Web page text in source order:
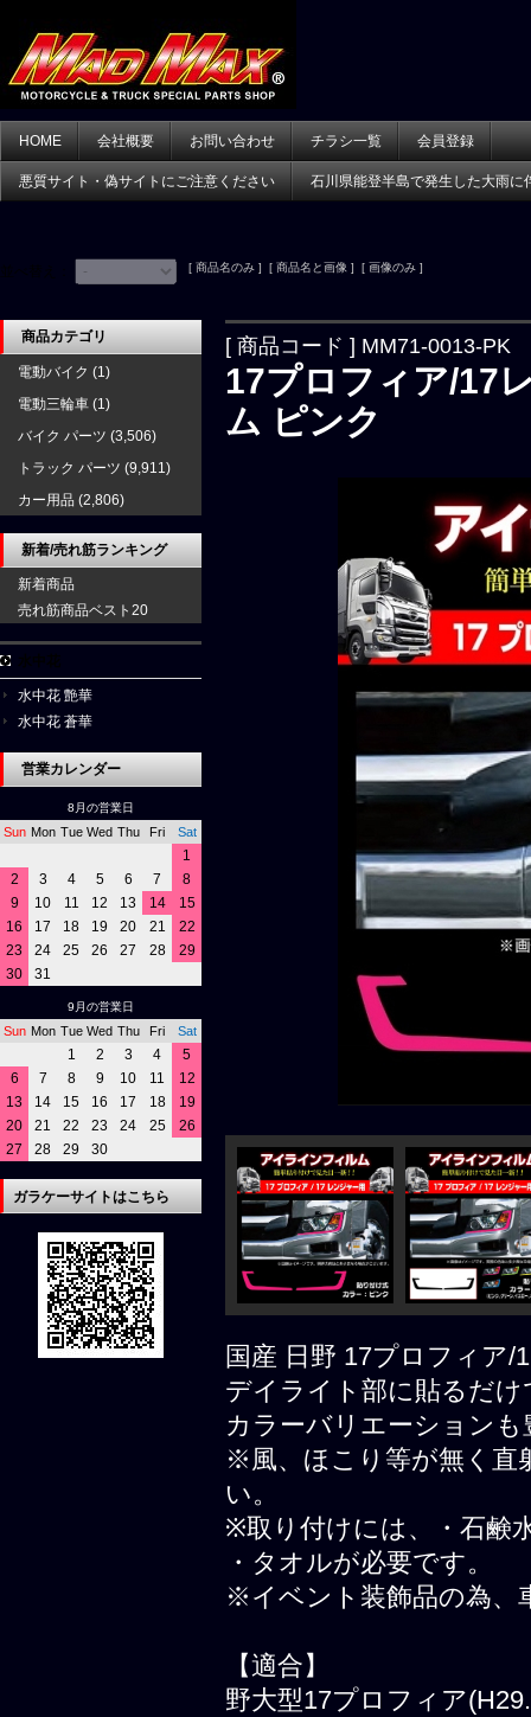
HOME 会社概要 お問い合わせ チラシ一覧 会員登録
悪質サイト・偽サイトにご注意ください 石川県能登半島で発生した大雨に
[ 商品名のみ ] [ 商品名と画像 ] [ 画像のみ ]
[ 商品コード ] MM71-0013-PK
17プロフィア/17
ム ピンク
国産 日野 17プロフィア
デイライト部に貼るだ
カラーバリエーション
※風、ほこり等が無く直
い。
※取り付けには、・石鹸
・タオルが必要です。
※イベント装飾品の為、
【適合】
野大型17プロフィア
商品カテゴリ
電動バイク (1)
電動三輪車 (1)
バイク パーツ (3,506)
トラック パーツ (9,911)
カー用品 (2,806)
新着/売れ筋ランキング
新着商品
売れ筋商品ベスト20
水中花 艶華
水中花 蒼華
営業カレンダー
8月の営業日
Sun Mon Tue Wed Thu Fri Sat
1
2
3 4 5 6 7
8
9
10 11 12 13 14
15
16
17 18 19 20 21
22
23
24 25 26 27 28
29
30
31
9月の営業日
Sun Mon Tue Wed Thu Fri Sat
1 2 3 4
5
6
7 8 9 10 11
12
13
14 15 16 17 18
19
20
21 22 23 24 25
26
27
28 29 30
ガラケーサイトはこちら